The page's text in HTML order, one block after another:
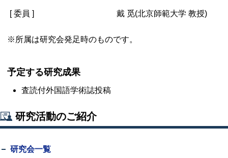
[ 委員 ] 戴 觅(北京師範大学 教授)
※所属は研究会発足時のものです。
予定する研究成果
査読付外国語学術誌投稿
研究活動のご紹介
研究会一覧